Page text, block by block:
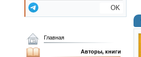
OK
Главная
Авторы, книги